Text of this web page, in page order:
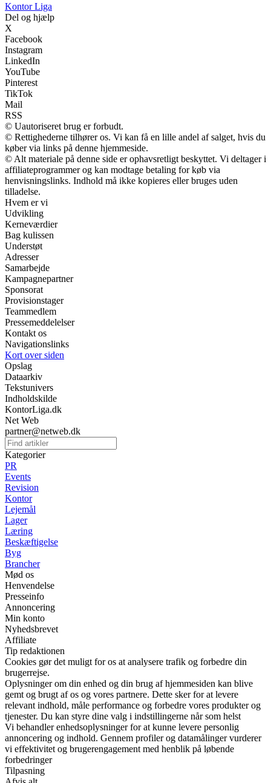
KontorLiga
Del og hjælp
X
Facebook
Instagram
LinkedIn
YouTube
Pinterest
TikTok
Mail
RSS
© Uautoriseret brug er forbudt.
© Rettighederne tilhører os. Vi kan få en lille andel af salget, hvis du
køber via links på denne hjemmeside.
© Alt materiale på denne side er ophavsretligt beskyttet. Vi deltager i
affiliateprogrammer og kan modtage betaling for køb via
henvisningslinks. Indhold må ikke kopieres eller bruges uden
tilladelse.
Hvem er vi
Udvikling
Kerneværdier
Bag kulissen
Understøt
Adresser
Samarbejde
Kampagnepartner
Sponsorat
Provisionstager
Teammedlem
Pressemeddelelser
Kontakt os
Navigationslinks
Kort over siden
Opslag
Dataarkiv
Tekstunivers
Indholdskilde
KontorLiga.dk
Net Web
partner@netweb.dk
Kategorier
PR
Events
Revision
Kontor
Lejemål
Lager
Læring
Beskæftigelse
Byg
Brancher
Mød os
Henvendelse
Presseinfo
Annoncering
Min konto
Nyhedsbrevet
Affiliate
Tip redaktionen
Cookies gør det muligt for os at analysere trafik og forbedre din
brugerrejse.
Oplysninger om din enhed og din brug af hjemmesiden kan blive
gemt og brugt af os og vores partnere. Dette sker for at levere
relevant indhold, måle performance og forbedre vores produkter og
tjenester. Du kan styre dine valg i indstillingerne når som helst
Vi behandler enhedsoplysninger for at kunne levere personlig
annoncering og indhold. Gennem profiler og datamålinger vurderer
vi effektivitet og brugerengagement med henblik på løbende
forbedringer
Tilpasning